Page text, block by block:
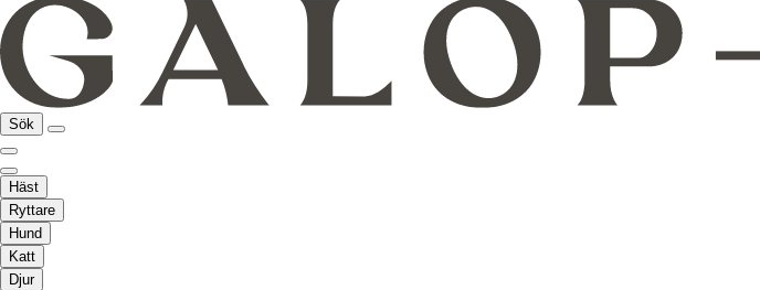
Sök
Häst
Ryttare
Hund
Katt
Djur